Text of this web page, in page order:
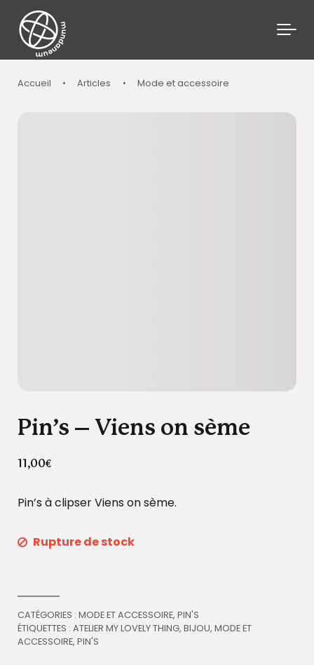
Skip to main content
Accueil • Articles • Mode et accessoire
Pin’s – Viens on sème
11,00€
Pin’s à clipser Viens on sème.
Rupture de stock
CATÉGORIES : MODE ET ACCESSOIRE, PIN'S
ÉTIQUETTES : ATELIER MY LOVELY THING, BIJOU, MODE ET
ACCESSOIRE, PIN'S